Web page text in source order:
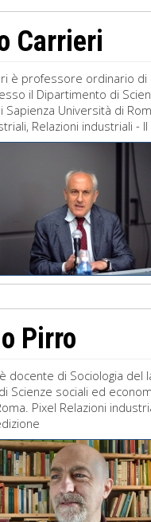
Carrieri
è professore ordinario di
il Dipartimento di
Sapienza Università di
Relazioni industriali -
Pirro
docente di Sociologia del
Scienze sociali ed
Pixel Relazioni